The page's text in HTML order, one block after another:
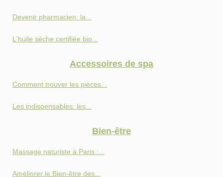
Devenir pharmacien: la...
L'huile sèche certifiée bio...
Accessoires de spa
Comment trouver les pièces...
Les indispensables: les...
Bien-être
Massage naturiste à Paris :...
Améliorer le Bien-être des...